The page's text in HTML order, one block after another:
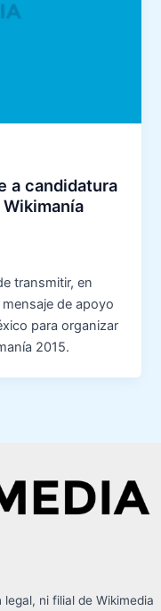
a candidatura
transmitir, en
de apoyo
para organizar
2015.
ni filial de Wikimedia